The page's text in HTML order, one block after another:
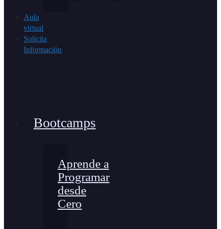
Aula
virtual
Solicita
Información
Bootcamps
Aprende a
Programar
desde
Cero